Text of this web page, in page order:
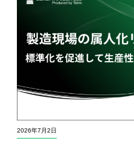
2026年7月2日